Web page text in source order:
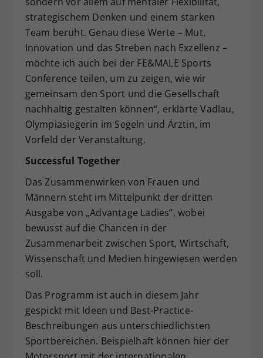
strategischem Denken und einem starken
Team beruht. Genau diese Werte – Mut,
Innovation und das Streben nach Exzellenz –
möchte ich auch bei der FE&MALE Sports
Conference teilen, um zu zeigen, wie wir
gemeinsam den Sport und die Gesellschaft
nachhaltig gestalten können“, erklärte Vadlau,
Olympiasiegerin im Segeln und Ärztin, im
Vorfeld der Veranstaltung.
Successful Together
Das Zusammenwirken von Frauen und
Männern steht im Mittelpunkt der dritten
Ausgabe von „Advantage Ladies“, wobei
bewusst auf die Chancen in der
Zusammenarbeit zwischen Sport, Wirtschaft,
Wissenschaft und Medien hingewiesen werden
soll.
Das Programm ist auch in diesem Jahr
gespickt mit Ideen und Best-Practice-
Beschreibungen aus unterschiedlichsten
Sportbereichen. Beispielhaft können hier der